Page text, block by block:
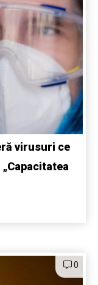
virusuri ce
0